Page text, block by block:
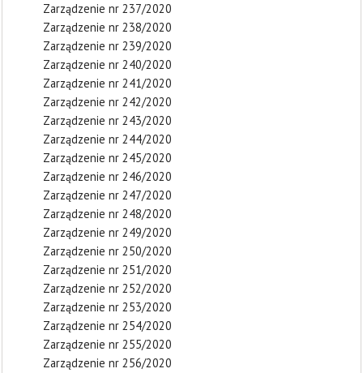
Zarządzenie nr 237/2020
Zarządzenie nr 238/2020
Zarządzenie nr 239/2020
Zarządzenie nr 240/2020
Zarządzenie nr 241/2020
Zarządzenie nr 242/2020
Zarządzenie nr 243/2020
Zarządzenie nr 244/2020
Zarządzenie nr 245/2020
Zarządzenie nr 246/2020
Zarządzenie nr 247/2020
Zarządzenie nr 248/2020
Zarządzenie nr 249/2020
Zarządzenie nr 250/2020
Zarządzenie nr 251/2020
Zarządzenie nr 252/2020
Zarządzenie nr 253/2020
Zarządzenie nr 254/2020
Zarządzenie nr 255/2020
Zarządzenie nr 256/2020